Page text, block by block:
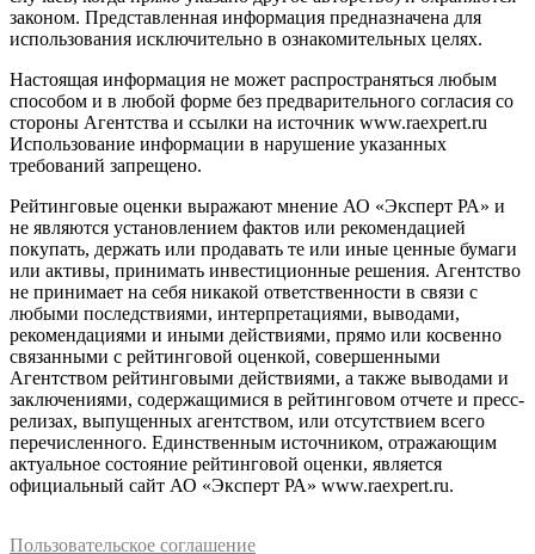
законом. Представленная информация предназначена для
использования исключительно в ознакомительных целях.
Настоящая информация не может распространяться любым
способом и в любой форме без предварительного согласия со
стороны Агентства и ссылки на источник www.raexpert.ru
Использование информации в нарушение указанных
требований запрещено.
Рейтинговые оценки выражают мнение АО «Эксперт РА» и
не являются установлением фактов или рекомендацией
покупать, держать или продавать те или иные ценные бумаги
или активы, принимать инвестиционные решения. Агентство
не принимает на себя никакой ответственности в связи с
любыми последствиями, интерпретациями, выводами,
рекомендациями и иными действиями, прямо или косвенно
связанными с рейтинговой оценкой, совершенными
Агентством рейтинговыми действиями, а также выводами и
заключениями, содержащимися в рейтинговом отчете и пресс-
релизах, выпущенных агентством, или отсутствием всего
перечисленного. Единственным источником, отражающим
актуальное состояние рейтинговой оценки, является
официальный сайт АО «Эксперт РА» www.raexpert.ru.
Пользовательское соглашение